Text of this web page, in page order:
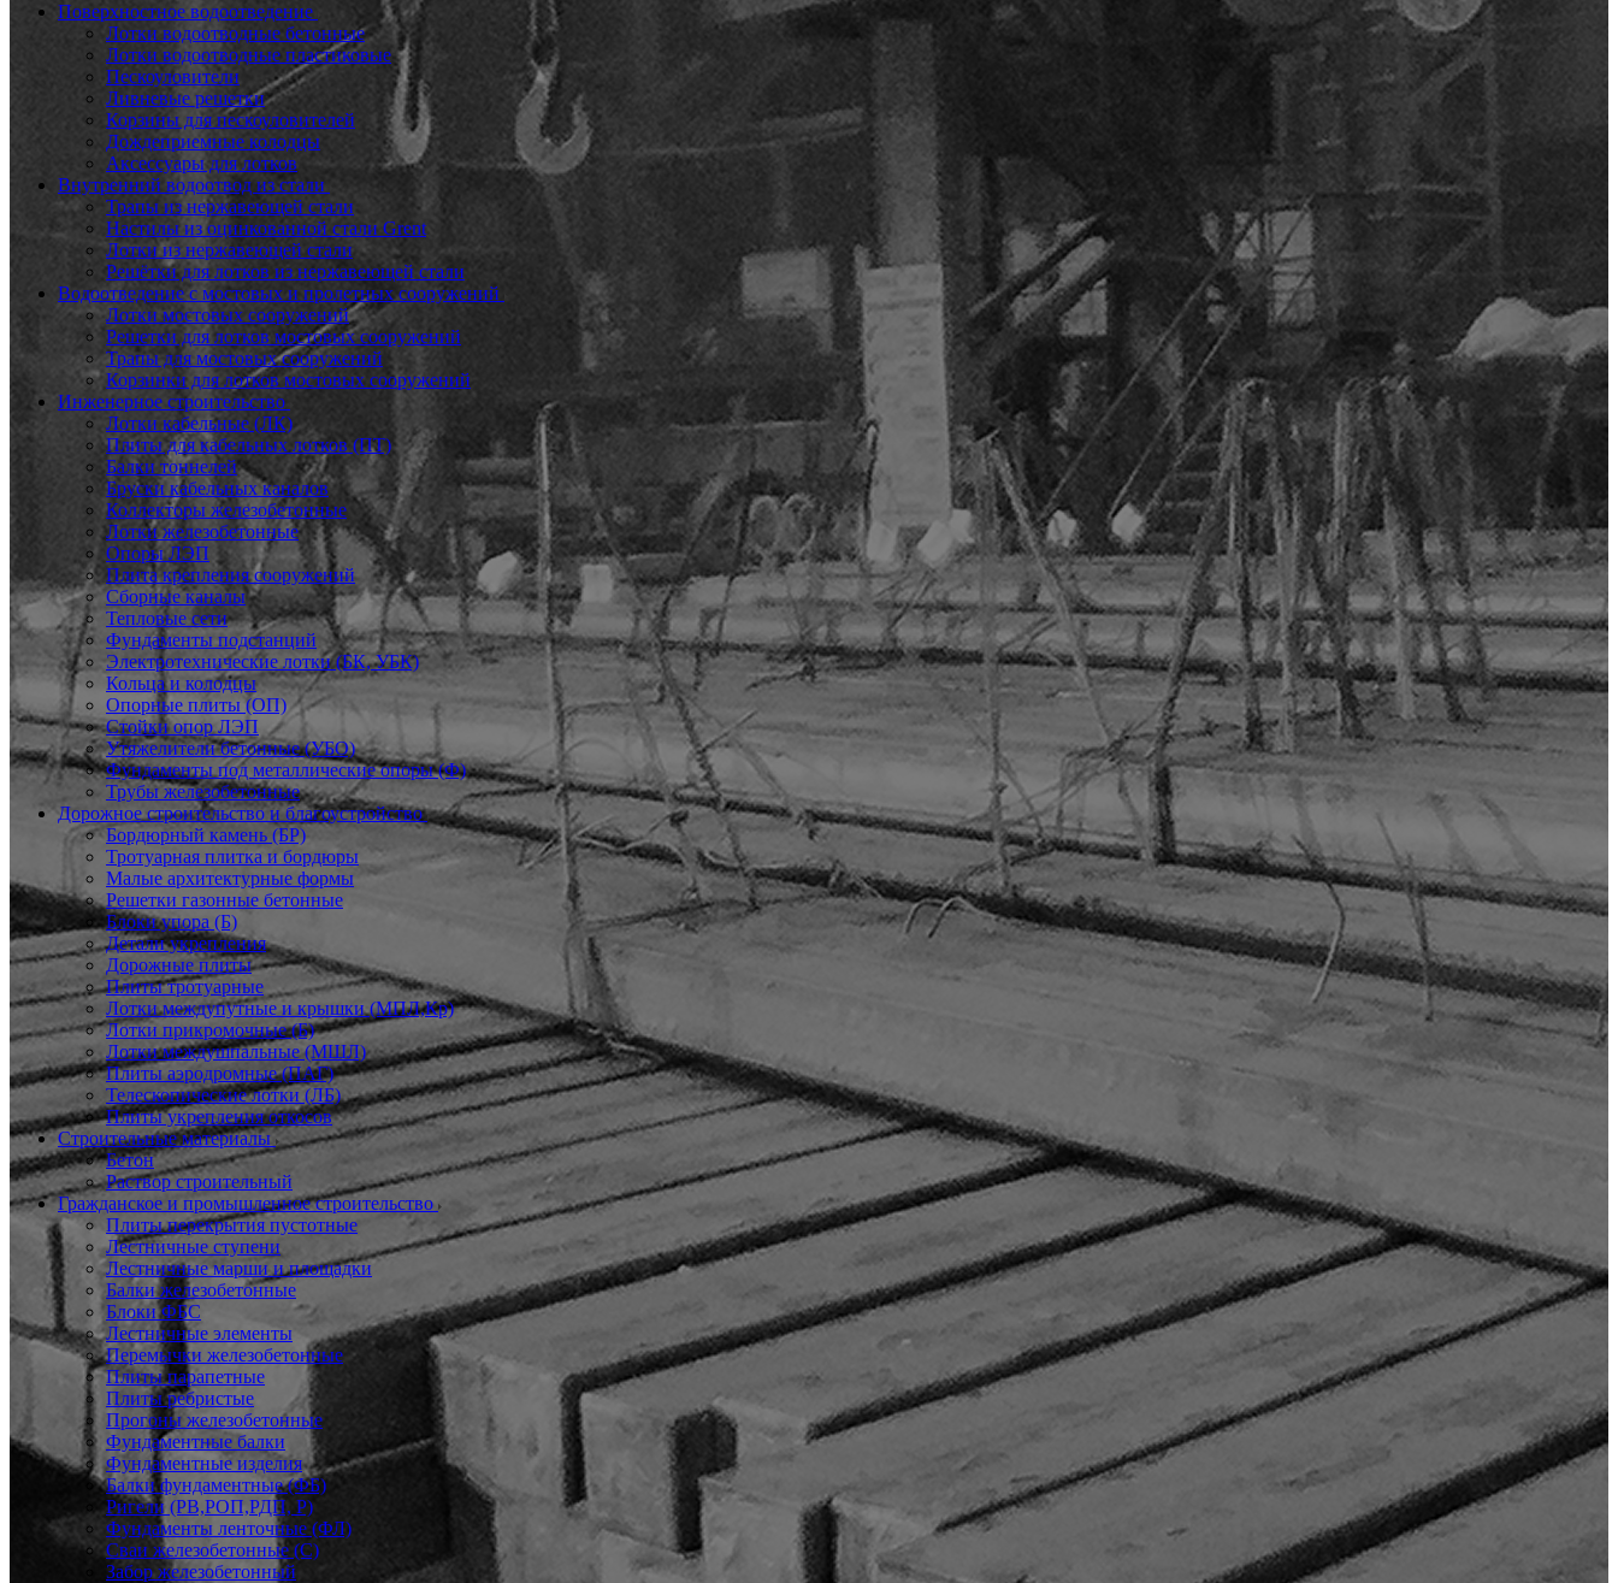
Поверхностное водоотведение
Лотки водоотводные бетонные
Лотки водоотводные пластиковые
Пескоуловители
Ливневые решетки
Корзины для пескоуловителей
Дождеприемные колодцы
Аксессуары для лотков
Внутренний водоотвод из стали
Трапы из нержавеющей стали
Настилы из оцинкованной стали Grent
Лотки из нержавеющей стали
Решётки для лотков из нержавеющей стали
Водоотведение с мостовых и пролетных сооружений
Лотки мостовых сооружений
Решетки для лотков мостовых сооружений
Трапы для мостовых сооружений
Корзинки для лотков мостовых сооружений
Инженерное строительство
Лотки кабельные (ЛК)
Плиты для кабельных лотков (ПТ)
Балки тоннелей
Бруски кабельных каналов
Коллекторы железобетонные
Лотки железобетонные
Опоры ЛЭП
Плита крепления сооружений
Сборные каналы
Тепловые сети
Фундаменты подстанций
Электротехнические лотки (БК, УБК)
Кольца и колодцы
Опорные плиты (ОП)
Стойки опор ЛЭП
Утяжелители бетонные (УБО)
Фундаменты под металлические опоры (Ф)
Трубы железобетонные
Дорожное строительство и благоустройство
Бордюрный камень (БР)
Тротуарная плитка и бордюры
Малые архитектурные формы
Решетки газонные бетонные
Блоки упора (Б)
Детали укрепления
Дорожные плиты
Плиты тротуарные
Лотки междупутные и крышки (МПЛ,Кр)
Лотки прикромочные (Б)
Лотки междушпальные (МШЛ)
Плиты аэродромные (ПАГ)
Телескопические лотки (ЛБ)
Плиты укрепления откосов
Строительные материалы
Бетон
Раствор строительный
Гражданское и промышленное строительство
Плиты перекрытия пустотные
Лестничные ступени
Лестничные марши и площадки
Балки железобетонные
Блоки ФБС
Лестничные элементы
Перемычки железобетонные
Плиты парапетные
Плиты ребристые
Прогоны железобетонные
Фундаментные балки
Фундаментные изделия
Балки фундаментные (ФБ)
Ригели (РВ,РОП,РДП, Р)
Фундаменты ленточные (ФЛ)
Сваи железобетонные (С)
Забор железобетонный